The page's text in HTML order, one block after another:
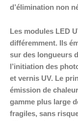
d’élimination non
Les modules LED
différemment. Ils
sur des longueurs
l’initiation des
et vernis UV. Le
émission de
gamme plus large
fragiles, sans